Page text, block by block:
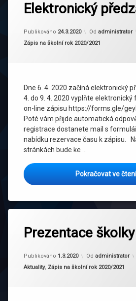
Elektronický
Publikováno 24.3.2020 Od administrator
Kategorie:
Zápis na školní rok 2020/2021
Dne 6. 4. 2020 začíná elektronický
4. do 9. 4. 2020 vyplňte
on-line zápisu https://forms.gle/
Poté vám přijde automatická
registrace dostanete mail s
nabídku rezervace času k zápisu.
stránkách bude ke …
Pokračovat ve
Prezentace školky
Publikováno 1.3.2020 Od administrator
Kategorie:
Aktuality, Zápis na školní rok 2020/2021